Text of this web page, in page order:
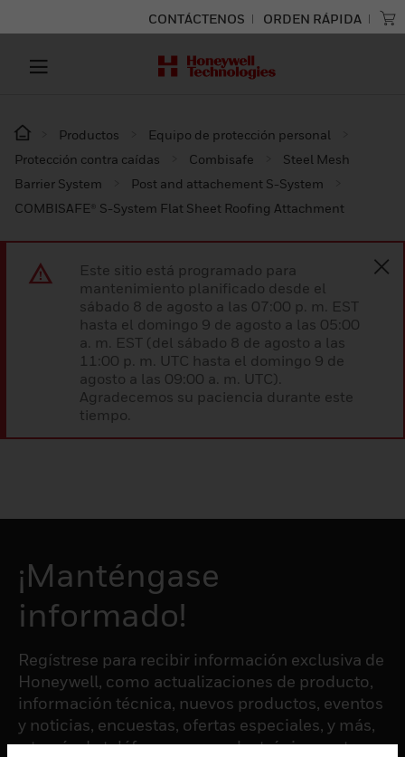
CONTÁCTENOS ORDEN RÁPIDA
Productos
Equipo de protección personal
Protección contra caídas
Combisafe
Steel Mesh
Barrier System
Post and attachement S-System
COMBISAFE® S-System Flat Sheet Roofing Attachment
Este sitio está programado para
mantenimiento planificado desde el
sábado 8 de agosto a las 07:00 p. m. EST
hasta el domingo 9 de agosto a las 05:00
a. m. EST (del sábado 8 de agosto a las
11:00 p. m. UTC hasta el domingo 9 de
agosto a las 09:00 a. m. UTC).
Agradecemos su paciencia durante este
tiempo.
¡Manténgase
informado!
Regístrese para recibir información exclusiva de
Honeywell, como actualizaciones de producto,
información técnica, nuevos productos, eventos
y noticias, encuestas, ofertas especiales, y más,
a través de teléfono, correo electrónico, y otras